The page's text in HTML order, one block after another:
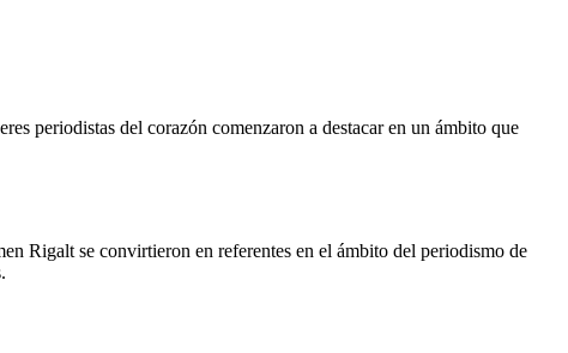
periodistas del corazón comenzaron a destacar en un ámbito que
Rigalt se convirtieron en referentes en el ámbito del periodismo de